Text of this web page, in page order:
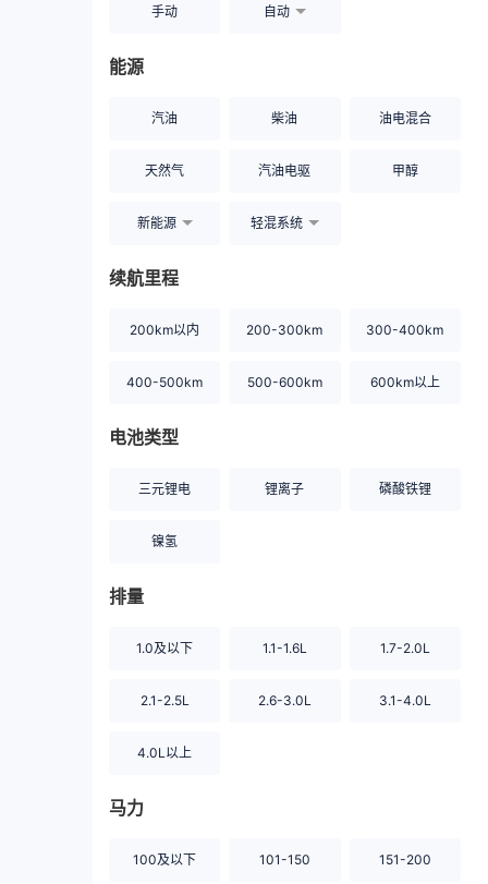
手动 自动
能源
汽油 柴油 油电混合
天然气 汽油电驱 甲醇
新能源 轻混系统
续航里程
200km以内 200-300km 300-400km
400-500km 500-600km 600km以上
电池类型
三元锂电 锂离子 磷酸铁锂
镍氢
排量
1.0及以下 1.1-1.6L 1.7-2.0L
2.1-2.5L 2.6-3.0L 3.1-4.0L
4.0L以上
马力
100及以下 101-150 151-200